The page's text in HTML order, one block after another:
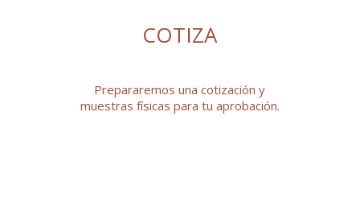
COTIZA
Prepararemos una cotización y
muestras físicas para tu aprobación.